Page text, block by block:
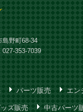
島野町68-34
353-7039
パーツ販売 エン
ズ販売 中古パーツ